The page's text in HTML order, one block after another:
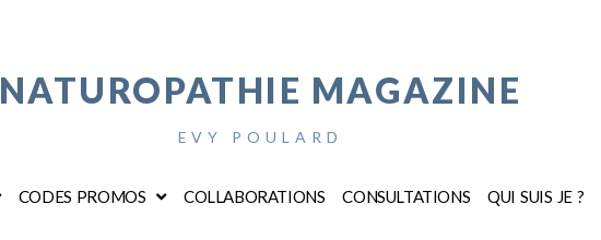
NATUROPATHIE MAGAZINE
EVY POULARD
CODES PROMOS COLLABORATIONS CONSULTATIONS QUI SUIS JE ?